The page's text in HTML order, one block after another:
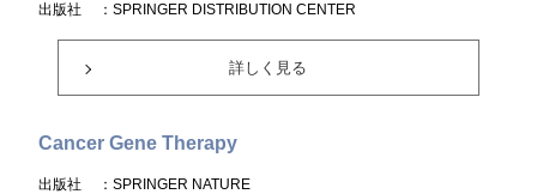
出版社 ：SPRINGER DISTRIBUTION CENTER
詳しく見る
Cancer Gene Therapy
出版社 ：SPRINGER NATURE